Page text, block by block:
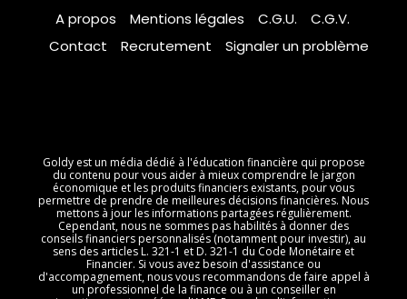
A propos Mentions légales C.G.U.
C.G.V.
Contact
Recrutement Signaler un problème
Goldy est un média dédié à l'éducation financière qui propose
du contenu pour vous aider à mieux comprendre le jargon
économique et les produits financiers existants, pour vous
permettre de prendre de meilleures décisions financières. Nous
mettons à jour les informations partagées régulièrement.
Cependant, nous ne sommes pas habilités à donner des
conseils financiers personnalisés (notamment pour investir), au
sens des articles L. 321-1 et D. 321-1 du Code Monétaire et
Financier. Si vous avez besoin d'assistance ou
d'accompagnement, nous vous recommandons de faire appel à
un professionnel de la finance ou à un conseiller en